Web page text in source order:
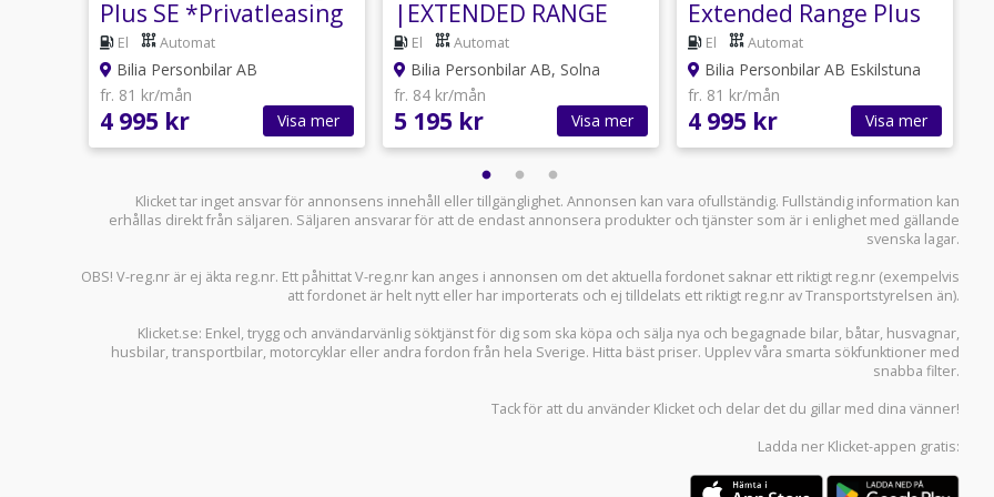
Plus SE *Privatleasing
El Automat
Bilia Personbilar AB
fr. 81 kr/mån
4 995 kr Visa mer
|EXTENDED RANGE
|*PRIVATLEASINGKAMPANJ
El Automat
Bilia Personbilar AB, Solna
fr. 84 kr/mån
5 195 kr Visa mer
Extended Range Plus
SE *PRIVATLEASING fr.
4995:-/mån
El Automat
Bilia Personbilar AB Eskilstuna
fr. 81 kr/mån
4 995 kr Visa mer
Klicket tar inget ansvar för annonsens innehåll eller tillgänglighet. Annonsen kan vara ofullständig. Fullständig information kan
erhållas direkt från säljaren. Säljaren ansvarar för att de endast annonsera produkter och tjänster som är i enlighet med gällande
svenska lagar.
OBS! V-reg.nr är ej äkta reg.nr. Ett påhittat V-reg.nr kan anges i annonsen om det aktuella fordonet saknar ett riktigt reg.nr (exempelvis
att fordonet är helt nytt eller har importerats och ej tilldelats ett riktigt reg.nr av Transportstyrelsen än).
Klicket.se: Enkel, trygg och användarvänlig söktjänst för dig som ska köpa och sälja nya och begagnade bilar, båtar, husvagnar,
husbilar,transportbilar, motorcyklar eller andra fordon från hela Sverige. Hitta bäst priser. Upplev våra smarta sökfunktioner med
snabba filter.
Tack för att du använder Klicket och delar det du gillar med dina vänner!
Ladda ner Klicket-appen gratis: